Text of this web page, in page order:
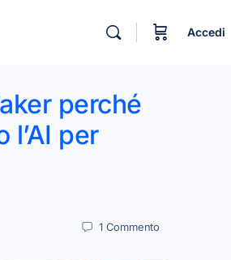
Accedi
perché
l’AI per
1 Commento